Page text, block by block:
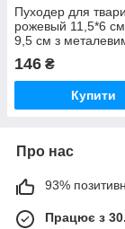
Пуходер для
рожевый 11,5*6 см
9,5 см з
146 ₴
Купити
Про нас
93%
Працює з